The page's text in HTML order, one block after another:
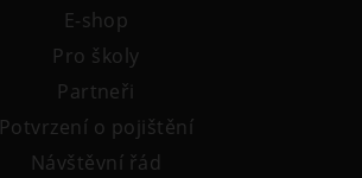
E-shop
Pro školy
Partneři
Potvrzení o pojištění
Návštěvní řád